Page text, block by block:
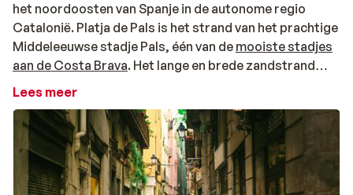
het noordoosten van Spanje in de autonome regio
Catalonië. Platja de Pals is het strand van het prachtige
Middeleeuwse stadje Pals, één van de mooiste stadjes
aan de Costa Brava. Het lange en brede zandstrand
leent zich perfect voor sportieve activiteiten als
niet op met de zeven golfbanen in en rond de stad.
Platja de Pals heeft een aantal leuke winkeltjes en
gezellige restaurants en is een goed uitgangspunt voor
dagtripjes naar bijvoorbeeld Gerona ofBarcelona . Er
Lees meer